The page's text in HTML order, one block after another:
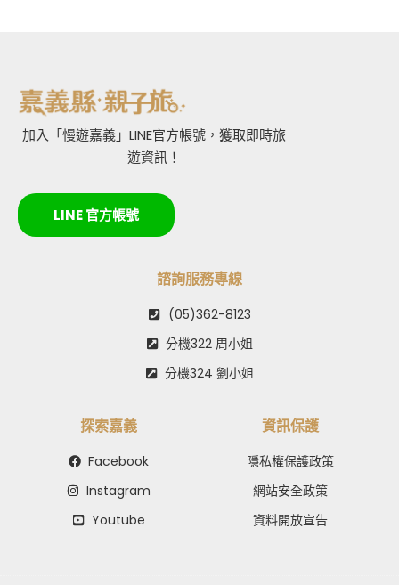
加入「慢遊嘉義」LINE官方帳號，獲取即時旅
遊資訊！
LINE 官方帳號
諮詢服務專線
(05)362-8123
分機322 周小姐
分機324 劉小姐
探索嘉義
Facebook
Instagram
Youtube
資訊保護
隱私權保護政策
網站安全政策
資料開放宣告